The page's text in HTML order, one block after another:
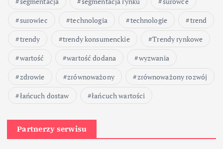
surowiec
technologia technologie
trend
trendy
trendy konsumenckie
Trendy rynkowe
wartość
wartość dodana
wyzwania
zdrowie
zrównoważony
zrównoważony rozwój
łańcuch dostaw
łańcuch wartości
Partnerzy serwisu